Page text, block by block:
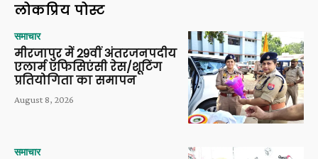
लोकप्रिय पोस्ट
समाचार
मीरजापुर में 29वीं अंतरजनपदीय
एलार्म एफिसिएंसी रेस/शूटिंग
प्रतियोगिता का समापन
August 8, 2026
समाचार